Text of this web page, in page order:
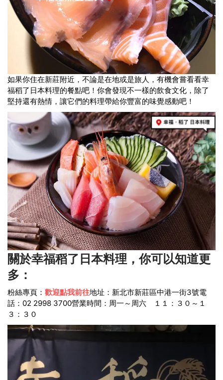
如果你住在新莊附近，不論是在地或是旅人，有機會嘗看看幸
福稻了日本料理的餐點吧！你會發現不一樣的飲食文化，除了
堅持還有熱情，讓它們的料理帶給你豐富的味覺感動吧！
關於幸福稻了日本料理，你可以知道更
多：
粉絲專頁： 歡迎點我前往地址：新北市新莊區中港一街3號電
話：02 2998 3700營業時間：周一～周六 １１：３０～１
３：３０